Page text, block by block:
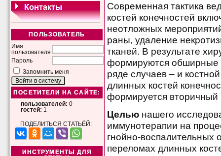
ПОЛЬЗОВАТЕЛЬ
Имя
пользователя
Пароль
Запомнить меня
ПОСЕТИТЕЛИ НА САЙТЕ:
пользователей: 0
гостей: 1
ПОДЕЛИТЬСЯ СТАТЬЁЙ:
ИНСТРУМЕНТЫ ДЛЯ
Современная тактика
костей конечностей
неотложных
раны, удаление
тканей. В результате
формируются обширные
ряде случаев – и
длинных костей
формируется
Целью нашего
иммунотерапии на
гнойно-воспалительных
переломах длинных